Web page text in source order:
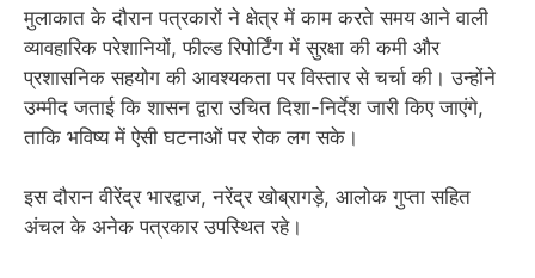
मुलाकात के दौरान पत्रकारों ने क्षेत्र में काम करते समय आने वाली
व्यावहारिक परेशानियों, फील्ड रिपोर्टिंग में सुरक्षा की कमी और
प्रशासनिक सहयोग की आवश्यकता पर विस्तार से चर्चा की। उन्होंने
उम्मीद जताई कि शासन द्वारा उचित दिशा-निर्देश जारी किए जाएंगे,
ताकि भविष्य में ऐसी घटनाओं पर रोक लग सके।
इस दौरान वीरेंद्र भारद्वाज, नरेंद्र खोब्रागड़े, आलोक गुप्ता सहित
अंचल के अनेक पत्रकार उपस्थित रहे।